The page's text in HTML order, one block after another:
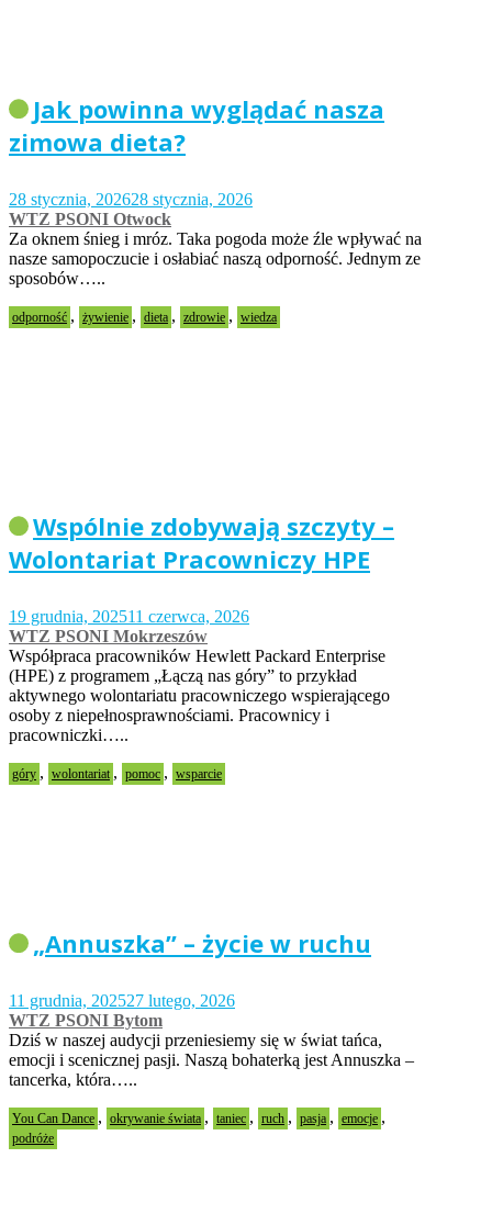
Jak powinna wyglądać nasza
zimowa dieta?
28 stycznia, 202628 stycznia, 2026
WTZ PSONI Otwock
Za oknem śnieg i mróz. Taka pogoda może źle wpływać na
nasze samopoczucie i osłabiać naszą odporność. Jednym ze
sposobów…..
odporność , żywienie , dieta , zdrowie , wiedza
Wspólnie zdobywają szczyty –
Wolontariat Pracowniczy HPE
19 grudnia, 202511 czerwca, 2026
WTZ PSONI Mokrzeszów
Współpraca pracowników Hewlett Packard Enterprise
(HPE) z programem „Łączą nas góry” to przykład
aktywnego wolontariatu pracowniczego wspierającego
osoby z niepełnosprawnościami. Pracownicy i
pracowniczki…..
góry , wolontariat , pomoc , wsparcie
„Annuszka” – życie w ruchu
11 grudnia, 202527 lutego, 2026
WTZ PSONI Bytom
Dziś w naszej audycji przeniesiemy się w świat tańca,
emocji i scenicznej pasji. Naszą bohaterką jest Annuszka –
tancerka, która…..
You Can Dance , okrywanie świata , taniec , ruch , pasja , emocje ,
podróże